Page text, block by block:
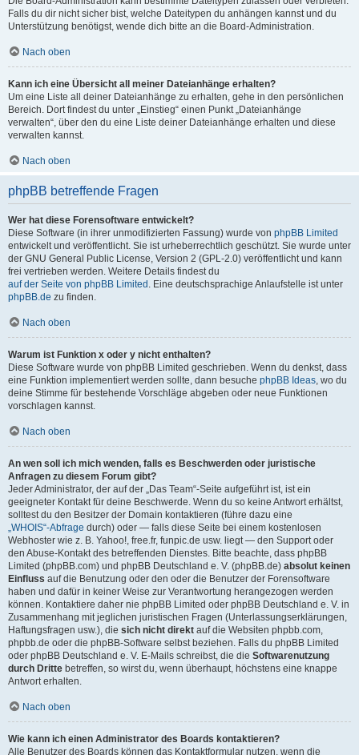
Falls du dir nicht sicher bist, welche Dateitypen du anhängen kannst und du
Unterstützung benötigst, wende dich bitte an die Board-Administration.
Nach oben
Kann ich eine Übersicht all meiner Dateianhänge erhalten?
Um eine Liste all deiner Dateianhänge zu erhalten, gehe in den persönlichen
Bereich. Dort findest du unter „Einstieg“ einen Punkt „Dateianhänge
verwalten“, über den du eine Liste deiner Dateianhänge erhalten und diese
verwalten kannst.
Nach oben
phpBB betreffende Fragen
Wer hat diese Forensoftware entwickelt?
Diese Software (in ihrer unmodifizierten Fassung) wurde von phpBB Limited
entwickelt und veröffentlicht. Sie ist urheberrechtlich geschützt. Sie wurde unter
der GNU General Public License, Version 2 (GPL-2.0) veröffentlicht und kann
frei vertrieben werden. Weitere Details findest du
auf der Seite von phpBB Limited . Eine deutschsprachige Anlaufstelle ist unter
phpBB.de zu finden.
Nach oben
Warum ist Funktion x oder y nicht enthalten?
Diese Software wurde von phpBB Limited geschrieben. Wenn du denkst, dass
eine Funktion implementiert werden sollte, dann besuche phpBB Ideas , wo du
deine Stimme für bestehende Vorschläge abgeben oder neue Funktionen
vorschlagen kannst.
Nach oben
An wen soll ich mich wenden, falls es Beschwerden oder juristische
Anfragen zu diesem Forum gibt?
Jeder Administrator, der auf der „Das Team“-Seite aufgeführt ist, ist ein
geeigneter Kontakt für deine Beschwerde. Wenn du so keine Antwort erhältst,
solltest du den Besitzer der Domain kontaktieren (führe dazu eine
„WHOIS“-Abfrage durch) oder — falls diese Seite bei einem kostenlosen
Webhoster wie z. B. Yahoo!, free.fr, funpic.de usw. liegt — den Support oder
den Abuse-Kontakt des betreffenden Dienstes. Bitte beachte, dass phpBB
Limited (phpBB.com) und phpBB Deutschland e. V. (phpBB.de) absolut keinen
Einfluss auf die Benutzung oder den oder die Benutzer der Forensoftware
haben und dafür in keiner Weise zur Verantwortung herangezogen werden
können. Kontaktiere daher nie phpBB Limited oder phpBB Deutschland e. V. in
Zusammenhang mit jeglichen juristischen Fragen (Unterlassungserklärungen,
Haftungsfragen usw.), die sich nicht direkt auf die Websiten phpbb.com,
phpbb.de oder die phpBB-Software selbst beziehen. Falls du phpBB Limited
oder phpBB Deutschland e. V. E-Mails schreibst, die die Softwarenutzung
durch Dritte betreffen, so wirst du, wenn überhaupt, höchstens eine knappe
Antwort erhalten.
Nach oben
Wie kann ich einen Administrator des Boards kontaktieren?
Alle Benutzer des Boards können das Kontaktformular nutzen, wenn die